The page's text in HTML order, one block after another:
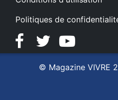
Politiques de
FacebookTwitterYouTube
© Magazine VIVRE